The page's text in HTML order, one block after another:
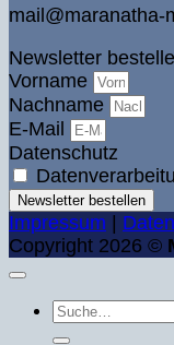
mail@maranatha-
Newsletter
Vorname
Nachname
E-Mail
Datenschutz
Newsletter bestellen
Impressum |
Copyright 2026 ©
Suche
nach: